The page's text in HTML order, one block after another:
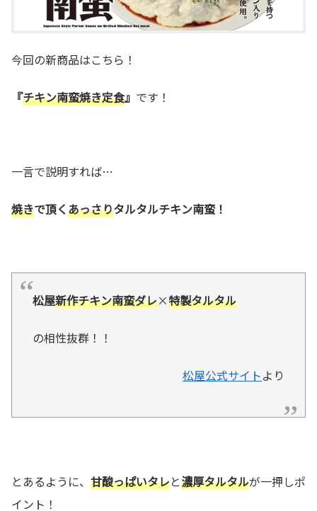
今回の新商品はこちら！
『チキン南蛮焼き定食』 です！
一言で説明すれば…
焼きで頂くあっさりタルタルチキン南蛮！
松屋新作チキン南蛮ダレ×特製タルタル
の相性抜群！！
松屋公式サイトより
とあるように、 甘酸っぱいタレと濃厚タルタルが一押しポ
イント！